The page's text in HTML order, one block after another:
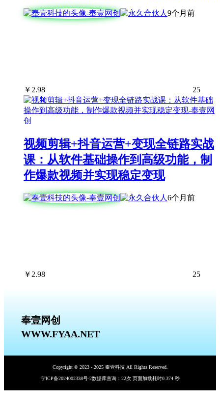
9个月前
￥ 2.98 25
视频剪辑+抖音运营+变现全链路实战
课：从软件基础操作到高级功能，制
作爆款视频并实现稳定变现
6个月前
￥ 2.98 25
奉壹网创
WWW.FYAA.NET
Copyright © 2023 - 2025 奉壹科技 All Rights Reserved.
宁ICP备2024002338号-2数据库查询：22次 页面加载耗时0.374 秒